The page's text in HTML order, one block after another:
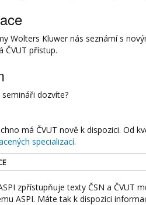
Wolters Kluwer nás seznámí s
ČVUT přístup.
semináři dozvíte?
má ČVUT nově k dispozici. Od
specializací.
zpřístupňuje texty ČSN a ČVUT
ASPI. Máte tak k dispozici